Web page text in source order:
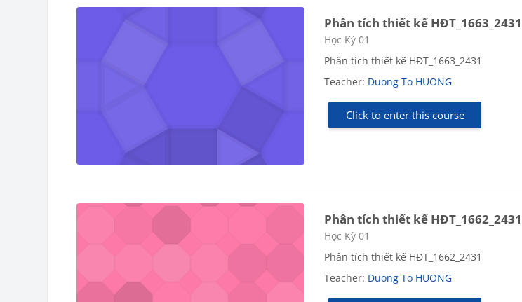
Phân tích thiết kế HĐT_1663_2431
Course category
Học Kỳ 01
Phân tích thiết kế HĐT_1663_2431
Teacher: Duong To HUONG
Click to enter this course
Phân tích thiết kế HĐT_1662_2431
Course category
Học Kỳ 01
Phân tích thiết kế HĐT_1662_2431
Teacher: Duong To HUONG